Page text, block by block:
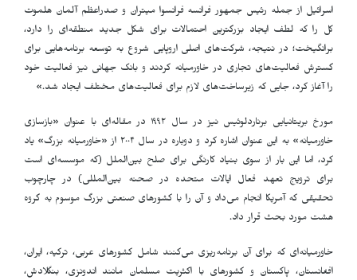
اسرائیل از جمله رئیس جمهور فرانسه فرانسوا میتران و صدراعظم آلمان هلموت
کل را که لطف ایجاد بزرگترین احتمالات برای شکل جدید منطقه‌ای را دارد،
برانگیخت؛ در نتیجه، شرکت‌های اصلی اروپایی شروع به توسعه برنامه‌هایی برای
گسترش فعالیت‌های تجاری در خاورمیانه کردند و بانک جهانی نیز فعالیت خود
را آغاز کرد، جایی که زیرساخت‌های لازم برای فعالیت‌های مختلف ایجاد شد.»
مورخ بریتانیایی برناردلوئیس نیز در سال ١٩٩٢ در مقاله‌ای با عنوان «بازسازی
خاورمیانه» به این عنوان اشاره کرد و دوباره در سال ٢٠٠۴ از «خاورمیانه بزرگ» یاد
کرد، اما این بار از سوی بنیاد کارنگی برای صلح بین‌الملل (که موسسه‌ای است
برای ترویج تعهد فعال ایالات متحده در صحنه بین‌المللی) در چارچوب
تحقیقی که آمریکا انجام می‌داد و آن را با کشورهای صنعتی بزرگ موسوم به گروه
هشت مورد بحث قرار داد.
خاورمیانه‌ای که برای آن برنامه‌ریزی می‌کنند شامل کشورهای عربی، ترکیه، ایران،
افغانستان، پاکستان و کشورهای با اکثریت مسلمان مانند اندونزی، بنگلادش،